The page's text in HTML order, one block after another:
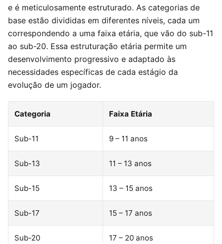
e é meticulosamente estruturado. As categorias de
base estão divididas em diferentes níveis, cada um
correspondendo a uma faixa etária, que vão do sub-11
ao sub-20. Essa estruturação etária permite um
desenvolvimento progressivo e adaptado às
necessidades específicas de cada estágio da
evolução de um jogador.
Categoria Faixa Etária
Sub-11 9 – 11 anos
Sub-13 11 – 13 anos
Sub-15 13 – 15 anos
Sub-17 15 – 17 anos
Sub-20 17 – 20 anos